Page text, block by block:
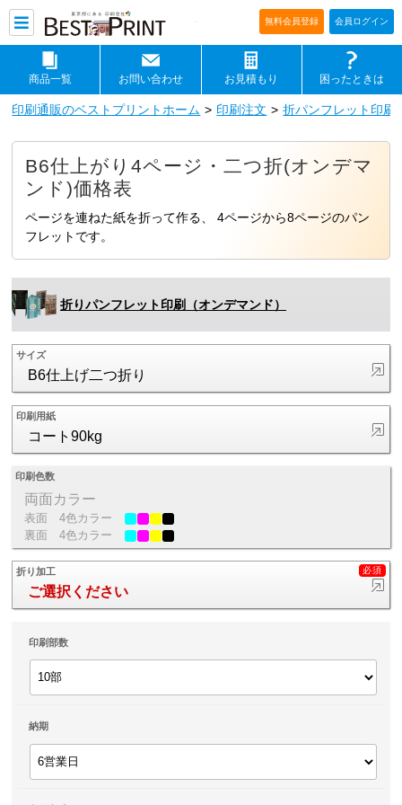
印刷通販ベストプリントベストプリ
無料会員登録 会員ログイン
商品一覧 お問い合わせ お見積もり 困ったときは
印刷通販のベストプリントホーム 印刷注文 折パンフレット印刷
B6仕上がり4ページ・二つ折(オンデマ
ンド)価格表
ページを連ねた紙を折って作る、 4ページから8ページのパン
フレットです。
折りパンフレット印刷（オンデマンド）
サイズ
B6仕上げ二つ折り
印刷用紙
コート90kg
印刷色数
両面カラー
表面
4色カラー
裏面
4色カラー
折り加工
ご選択ください
印刷部数
納期